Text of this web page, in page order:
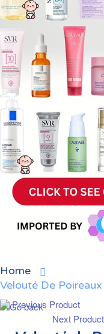
Home
Velouté De
Previous Product
Next Product